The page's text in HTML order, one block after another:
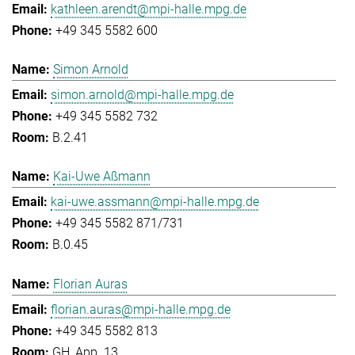
kathleen.arendt@mpi-halle.mpg.de
+49 345 5582 600
Simon Arnold
simon.arnold@mpi-halle.mpg.de
+49 345 5582 732
B.2.41
Kai-Uwe Aßmann
kai-uwe.assmann@mpi-halle.mpg.de
+49 345 5582 871/731
B.0.45
Florian Auras
florian.auras@mpi-halle.mpg.de
+49 345 5582 813